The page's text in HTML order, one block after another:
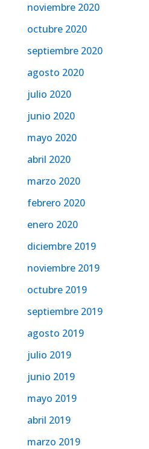
noviembre 2020
octubre 2020
septiembre 2020
agosto 2020
julio 2020
junio 2020
mayo 2020
abril 2020
marzo 2020
febrero 2020
enero 2020
diciembre 2019
noviembre 2019
octubre 2019
septiembre 2019
agosto 2019
julio 2019
junio 2019
mayo 2019
abril 2019
marzo 2019